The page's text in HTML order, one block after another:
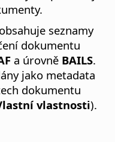
obsahuje seznamy
dokumentu
a úrovně BAILS.
jako metadata
dokumentu
vlastnosti).